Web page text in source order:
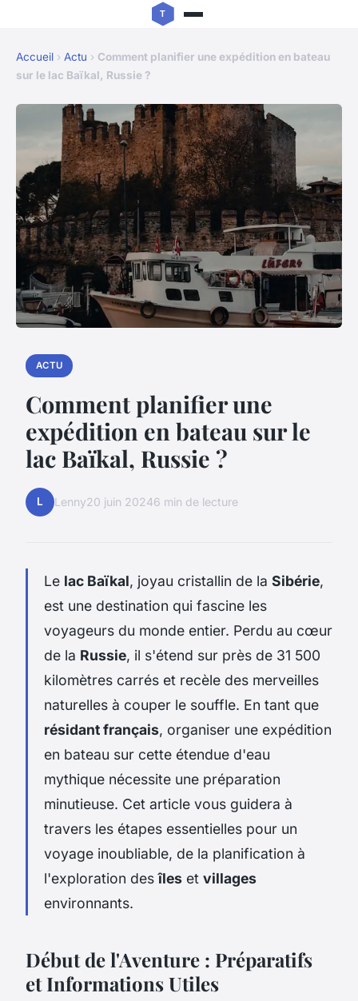
Accueil › Actu › Comment planifier une expédition en bateau
sur le lac Baïkal, Russie ?
ACTU
Comment planifier une
expédition en bateau sur le
lac Baïkal, Russie ?
L Lenny20 juin 20246 min de lecture
Le lac Baïkal, joyau cristallin de la Sibérie,
est une destination qui fascine les
voyageurs du monde entier. Perdu au cœur
de la Russie, il s'étend sur près de 31 500
kilomètres carrés et recèle des merveilles
naturelles à couper le souffle. En tant que
résidant français, organiser une expédition
en bateau sur cette étendue d'eau
mythique nécessite une préparation
minutieuse. Cet article vous guidera à
travers les étapes essentielles pour un
voyage inoubliable, de la planification à
l'exploration desîles et villages
environnants.
Début de l'Aventure : Préparatifs
et Informations Utiles